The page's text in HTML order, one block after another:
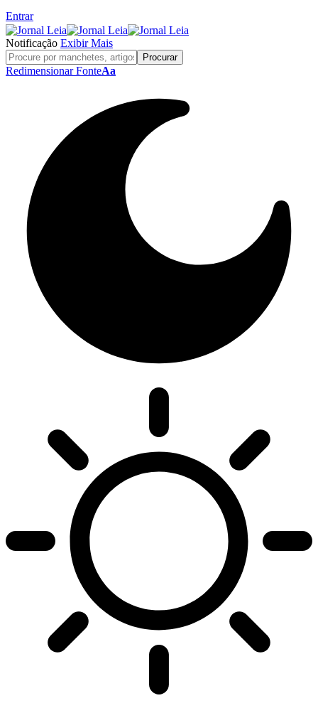
Entrar
Notificação Exibir Mais
Redimensionar FonteAa